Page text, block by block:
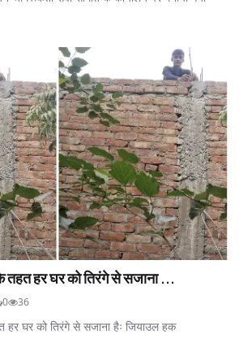
तहत हर घर को तिरंगे से सजाना ...
0 36
हर घर को तिरंगे से सजाना हैः जियाउल हक